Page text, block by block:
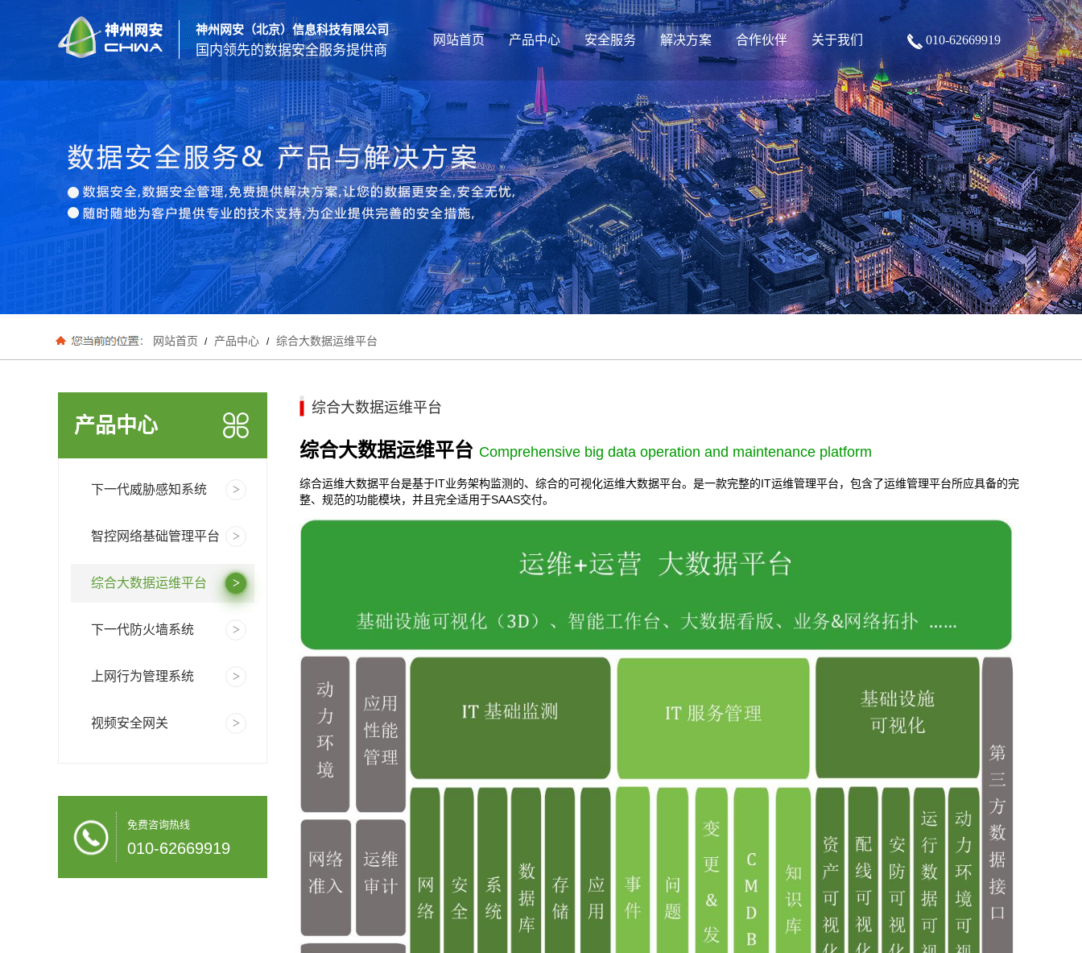
神州网安（北京）信息科技有限公司
国内领先的数据安全服务提供商
网站首页 产品中心 安全服务 解决方案 合作伙伴 关于我们 010-62669919
网站首页 / 产品中心 / 综合大数据运维平台
产品中心
下一代威胁感知系统
智控网络基础管理平台
综合大数据运维平台
下一代防火墙系统
上网行为管理系统
视频安全网关
免费咨询热线
010-62669919
综合大数据运维平台
综合大数据运维平台 Comprehensive big data operation and maintenance platform
综合运维大数据平台是基于IT业务架构监测的、综合的可视化运维大数据平台。是一款完整的IT运维管理平台，包含了运维管理平台所应具备的完
整、规范的功能模块，并且完全适用于SAAS交付。